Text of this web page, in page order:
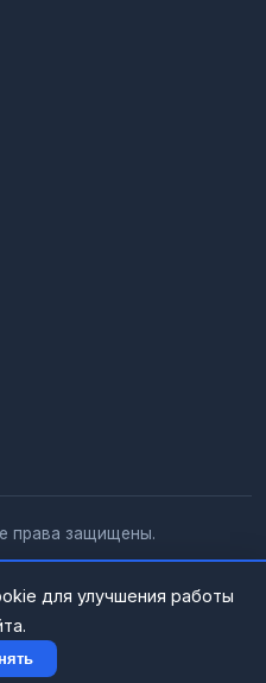
права защищены.
для улучшения работы